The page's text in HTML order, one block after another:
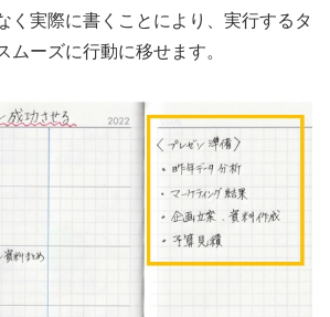
く実際に書くことにより、実行するタ
ムーズに行動に移せます。